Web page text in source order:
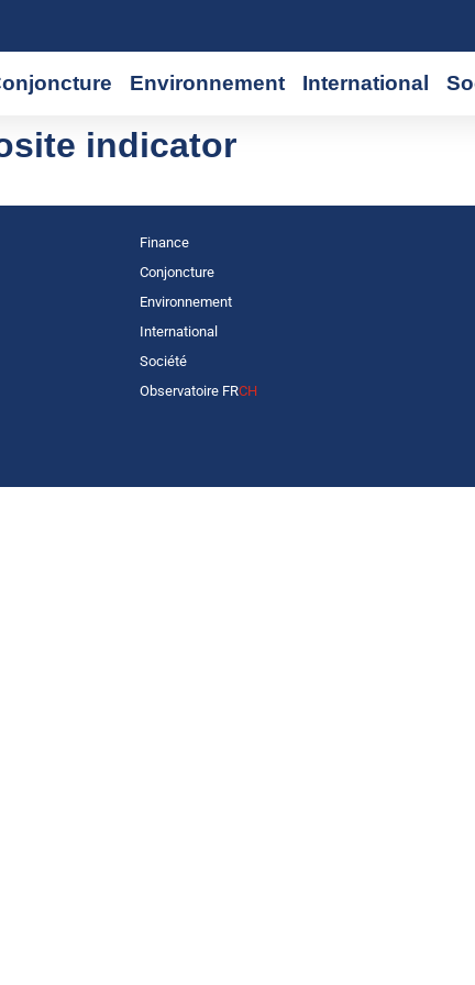
Environnement International
indicator
Finance
Conjoncture
Environnement
International
Société
Observatoire FRCH